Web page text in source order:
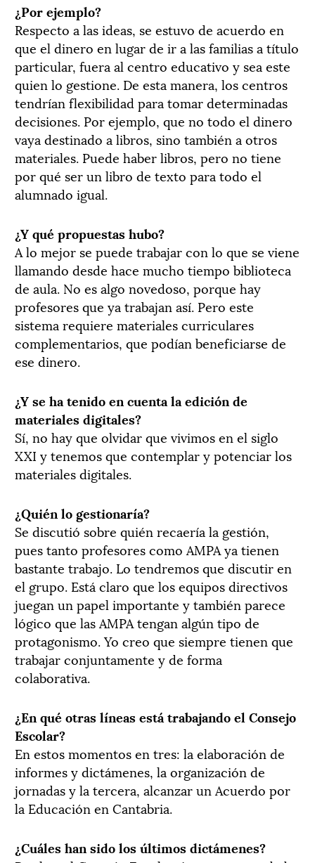
¿Por ejemplo?
Respecto a las ideas, se estuvo de acuerdo en
que el dinero en lugar de ir a las familias a título
particular, fuera al centro educativo y sea este
quien lo gestione. De esta manera, los centros
tendrían flexibilidad para tomar determinadas
decisiones. Por ejemplo, que no todo el dinero
vaya destinado a libros, sino también a otros
materiales. Puede haber libros, pero no tiene
por qué ser un libro de texto para todo el
alumnado igual.
¿Y qué propuestas hubo?
A lo mejor se puede trabajar con lo que se viene
llamando desde hace mucho tiempo biblioteca
de aula. No es algo novedoso, porque hay
profesores que ya trabajan así. Pero este
sistema requiere materiales curriculares
complementarios, que podían beneficiarse de
ese dinero.
¿Y se ha tenido en cuenta la edición de
materiales digitales?
Sí, no hay que olvidar que vivimos en el siglo
XXI y tenemos que contemplar y potenciar los
materiales digitales.
¿Quién lo gestionaría?
Se discutió sobre quién recaería la gestión,
pues tanto profesores como AMPA ya tienen
bastante trabajo. Lo tendremos que discutir en
el grupo. Está claro que los equipos directivos
juegan un papel importante y también parece
lógico que las AMPA tengan algún tipo de
protagonismo. Yo creo que siempre tienen que
trabajar conjuntamente y de forma
colaborativa.
¿En qué otras líneas está trabajando el Consejo
Escolar?
En estos momentos en tres: la elaboración de
informes y dictámenes, la organización de
jornadas y la tercera, alcanzar un Acuerdo por
la Educación en Cantabria.
¿Cuáles han sido los últimos dictámenes?